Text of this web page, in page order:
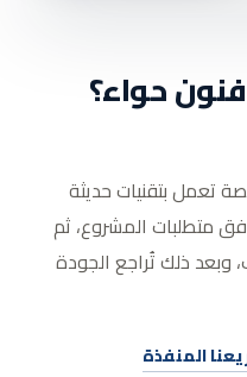
حواء؟
تعمل بتقنيات حديثة
متطلبات المشروع، ثم
وبعد ذلك تُراجع الجودة
المنفذة